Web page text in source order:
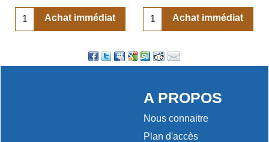
Achat immédiat Achat immédiat
A PROPOS
Nous connaitre
Plan d'accès